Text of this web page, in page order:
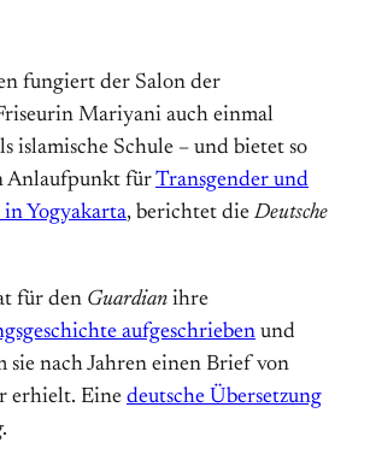
fungiert der Salon der
Mariyani auch einmal
islamische Schule – und bietet so
Anlaufpunkt fürTransgender und
Yogyakarta, berichtet die Deutsche
für den Guardian ihre
aufgeschrieben und
sie nach Jahren einen Brief von
erhielt. Eine deutsche Übersetzung
.